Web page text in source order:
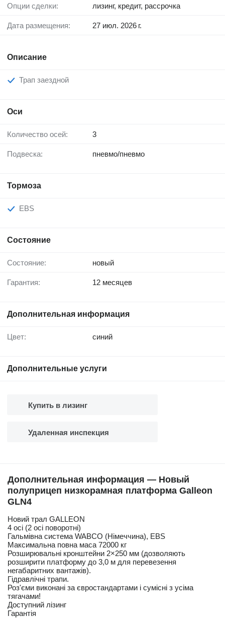
Опции сделки: лизинг, кредит, рассрочка
Дата размещения: 27 июл. 2026 г.
Описание
Трап заездной
Оси
Количество осей: 3
Подвеска: пневмо/пневмо
Тормоза
EBS
Состояние
Состояние: новый
Гарантия: 12 месяцев
Дополнительная информация
Цвет: синий
Дополнительные услуги
Купить в лизинг
Удаленная инспекция
Дополнительная информация — Новый
полуприцеп низкорамная платформа Galleon
GLN4
Новий трал GALLEON
4 осі (2 осі поворотні)
Гальмівна система WABCO (Німеччина), EBS
Максимальна повна маса 72000 кг
Розширювальні кронштейни 2×250 мм (дозволяють
розширити платформу до 3,0 м для перевезення
негабаритних вантажів).
Гідравлічні трапи.
Роз'єми виконані за євростандартами і сумісні з усіма
тягачами!
Доступний лізинг
Гарантія